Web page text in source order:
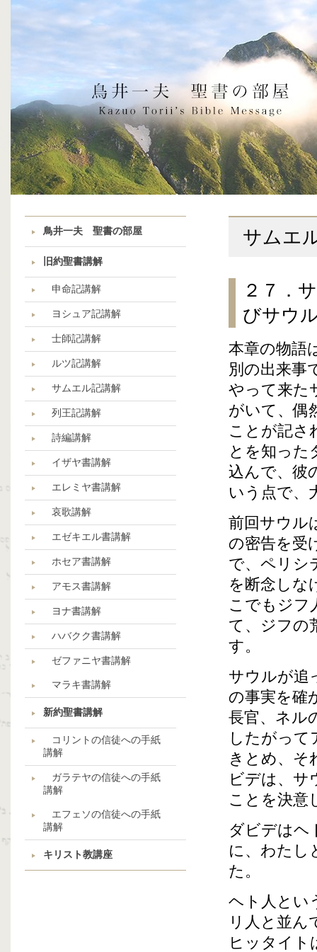
鳥井一夫 聖書の部屋
旧約聖書講解
申命記講解
ヨシュア記講解
士師記講解
ルツ記講解
サムエル記講解
列王記講解
詩編講解
イザヤ書講解
エレミヤ書講解
哀歌講解
エゼキエル書講解
ホセア書講解
アモス書講解
ヨナ書講解
ハバクク書講解
ゼファニヤ書講解
マラキ書講解
新約聖書講解
コリントの信徒への手紙
講解
ガラテヤの信徒への手紙
講解
エフェソの信徒への手紙
講解
キリスト教講座
サムエ
２７．
びサウ
本章の物語
別の出来事
やって来た
がいて、偶
ことが記さ
とを知った
込んで、彼
いう点で、
前回サウル
の密告を受
で、ペリシ
を断念しな
こでもジフ
て、ジフの
す。
サウルが追
の事実を確
長官、ネル
したがって
きとめ、そ
ビデは、サ
ことを決意
ダビデはヘ
に、わたし
た。
ヘト人とい
リ人と並ん
ヒッタイト